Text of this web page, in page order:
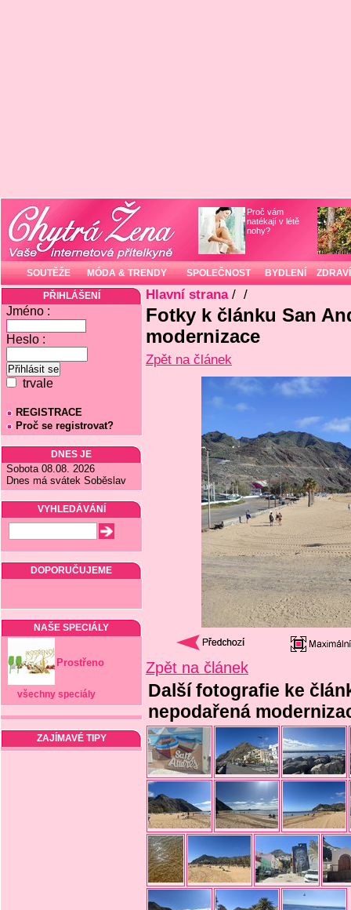
Proč vám
natékají v létě
nohy?
SOUTĚŽE MÓDA & TRENDY SPOLEČNOST BYDLENÍ ZDRAVÍ
PŘIHLÁŠENÍ
Jméno :
Heslo :
trvale
REGISTRACE
Proč se registrovat?
DNES JE
Sobota 08.08. 2026
Dnes má svátek Soběslav
VYHLEDÁVÁNÍ
DOPORUČUJEME
NAŠE SPECIÁLY
Prostřeno
všechny speciály
ZAJÍMAVÉ TIPY
Hlavní strana/ /
Fotky k článku San
modernizace
Zpět na článek
Zpět na článek
Další fotografie ke
nepodařená